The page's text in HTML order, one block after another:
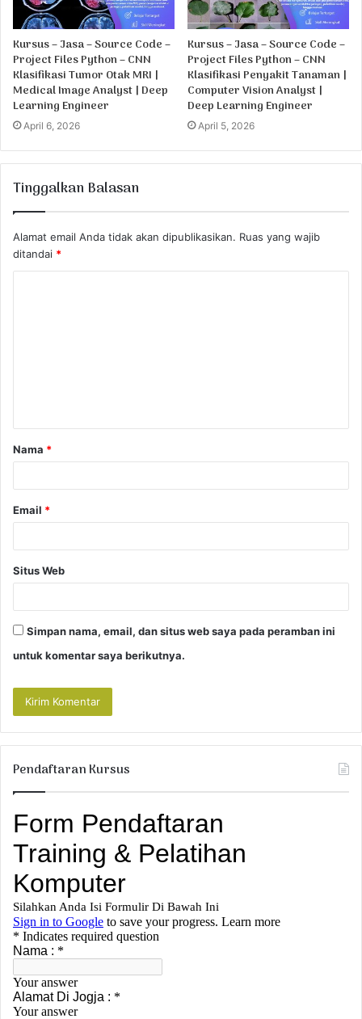
Kursus – Jasa – Source Code –
Project Files Python – CNN
Klasifikasi Tumor Otak MRI |
Medical Image Analyst | Deep
Learning Engineer
April 6, 2026
Kursus – Jasa – Source Code –
Project Files Python – CNN
Klasifikasi Penyakit Tanaman |
Computer Vision Analyst |
Deep Learning Engineer
April 5, 2026
Tinggalkan Balasan
Alamat email Anda tidak akan dipublikasikan. Ruas yang wajib
ditandai *
a
r
Nama *
Email *
Situs Web
Simpan nama, email, dan situs web saya pada peramban ini
untuk komentar saya berikutnya.
Pendaftaran Kursus